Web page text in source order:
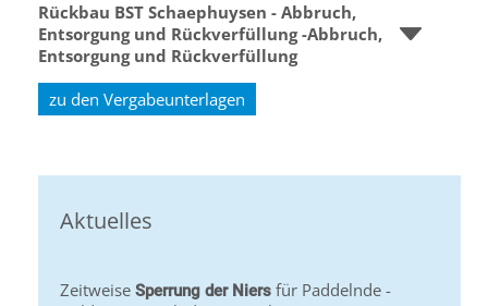
Rückbau BST Schaephuysen - Abbruch,
Entsorgung und Rückverfüllung -Abbruch,
Entsorgung und Rückverfüllung
zu den Vergabeunterlagen
Aktuelles
Zeitweise Sperrung der Niers für Paddelnde -